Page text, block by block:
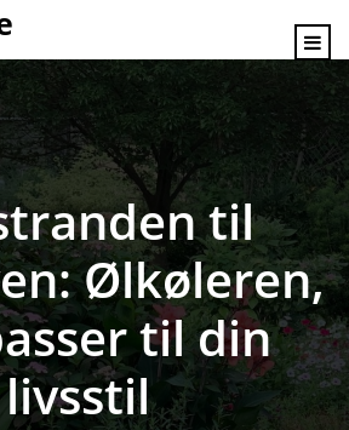
til
Ølkøleren,
til din
livsstil